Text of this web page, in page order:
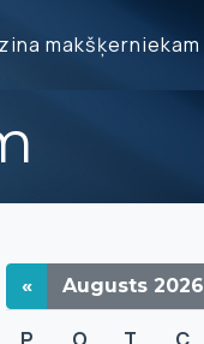
makšķerniekam
« Augusts 2026